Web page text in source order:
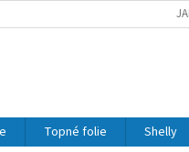
Topné folie Shelly